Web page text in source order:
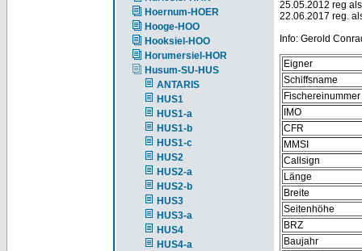
Hoernum-HOER
Hooge-HOO
Hooksiel-HOO
Horumersiel-HOR
Husum-SU-HUS
ANTARIS
HUS1
HUS1-a
HUS1-b
HUS1-c
HUS2
HUS2-a
HUS2-b
HUS3
HUS3-a
HUS4
HUS4-a
25.05.2012 reg
22.06.2017 reg.
Info: Gerold
Eigner
Schiffsname
Fischereinummer
IMO
CFR
MMSI
Callsign
Länge
Breite
Seitenhöhe
BRZ
Baujahr